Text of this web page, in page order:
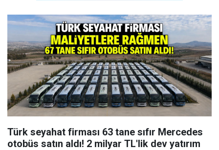
Türk seyahat firması 63 tane sıfır Mercedes
otobüs satın aldı! 2 milyar TL'lik dev yatırım